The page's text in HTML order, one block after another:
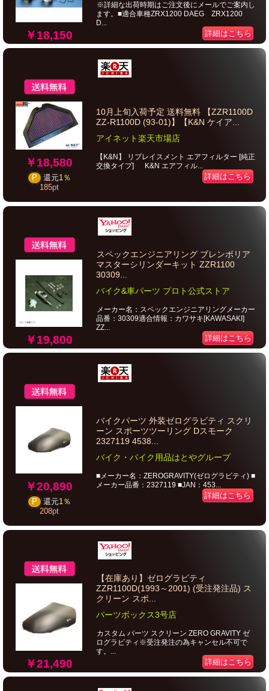
￥18,150
※詳細な出荷時期はご注文後にメールでご案内し
ます。■適合車種ZRX1200 DAEG ZRX1200
D...
詳細はこちら
￥18,580
P 還元1％
185pt
10月上旬入荷予定 送料無料 【ZZR1100D
ZZ-R1100D (93-01)】【K&N ケイア...
アイネット楽天市場店
【K&N】 リプレイスメント エアフィルター [純正
交換タイプ] K&N エアフィル...
詳細はこちら
￥19,800
スペックエンジニアリング ブレンボリア
マスターシリンダーキット ZZR1100
30309...
バイク&車パーツ プロト公式ストア
メーカー名：スペックエンジニアリングメーカー
品番：30309適合情報：カワサキ[KAWASAKI]
ZZ...
詳細はこちら
￥20,890
P 還元1％
208pt
バイクパーツ 外装ゼログラビティ スクリ
ーン スポーツツーリング Dスモーク
2327119 4538...
バイク・バイク用品はとやグループ
■メーカー名：ZEROGRAVITY(ゼログラビティ) ■
メーカー品番：2327119 ■JAN：453...
詳細はこちら
￥21,490
【在庫あり】ゼログラビティ
ZZR1100D(1993～2001) (受注発注品) ス
クリーン スポ...
パーツボックス3号店
カスタム パーツ スクリーン ZERO GRAVITY ゼ
ログラビティ※受注発注の為キャンセル不可で
す。...
詳細はこちら